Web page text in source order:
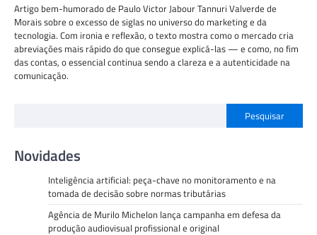
Artigo bem-humorado de Paulo Victor Jabour Tannuri Valverde de
Morais sobre o excesso de siglas no universo do marketing e da
tecnologia. Com ironia e reflexão, o texto mostra como o mercado cria
abreviações mais rápido do que consegue explicá-las — e como, no fim
das contas, o essencial continua sendo a clareza e a autenticidade na
comunicação.
Pesquisar
Novidades
Inteligência artificial: peça-chave no monitoramento e na
tomada de decisão sobre normas tributárias
Agência de Murilo Michelon lança campanha em defesa da
produção audiovisual profissional e original